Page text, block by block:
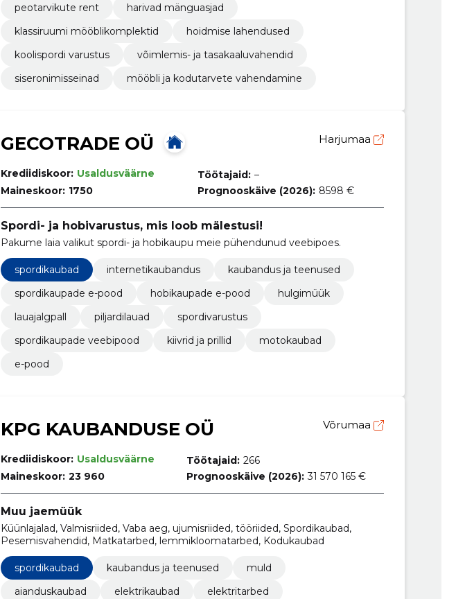
peotarvikute rent
harivad mänguasjad
klassiruumi mööblikomplektid
hoidmise lahendused
koolispordi varustus
võimlemis- ja tasakaaluvahendid
siseronimisseinad
mööbli ja kodutarvete vahendamine
GECOTRADE OÜ Harjumaa
Krediidiskoor: Usaldusväärne
Maineskoor: 1750
Töötajaid: –
Prognooskäive (2026): 8598 €
Spordi- ja hobivarustus, mis loob mälestusi!
Pakume laia valikut spordi- ja hobikaupu meie pühendunud veebipoes.
spordikaubad internetikaubandus
kaubandus ja teenused
spordikaupade e-pood
hobikaupade e-pood
hulgimüük
lauajalgpall
piljardilauad
spordivarustus
spordikaupade veebipood
kiivrid ja prillid
motokaubad
e-pood
KPG KAUBANDUSE OÜ Võrumaa
Krediidiskoor: Usaldusväärne
Maineskoor: 23 960
Töötajaid: 266
Prognooskäive (2026): 31 570 165 €
Muu jaemüük
Küünlajalad, Valmisriided, Vaba aeg, ujumisriided, tööriided, Spordikaubad,
Pesemisvahendid, Matkatarbed, lemmikloomatarbed, Kodukaubad
spordikaubad kaubandus ja teenused
muld
aianduskaubad
elektrikaubad elektritarbed